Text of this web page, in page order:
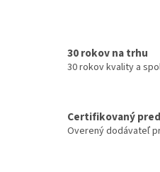
30 rokov na trhu
30 rokov kvality a
Certifikovaný
Overený dodávateľ